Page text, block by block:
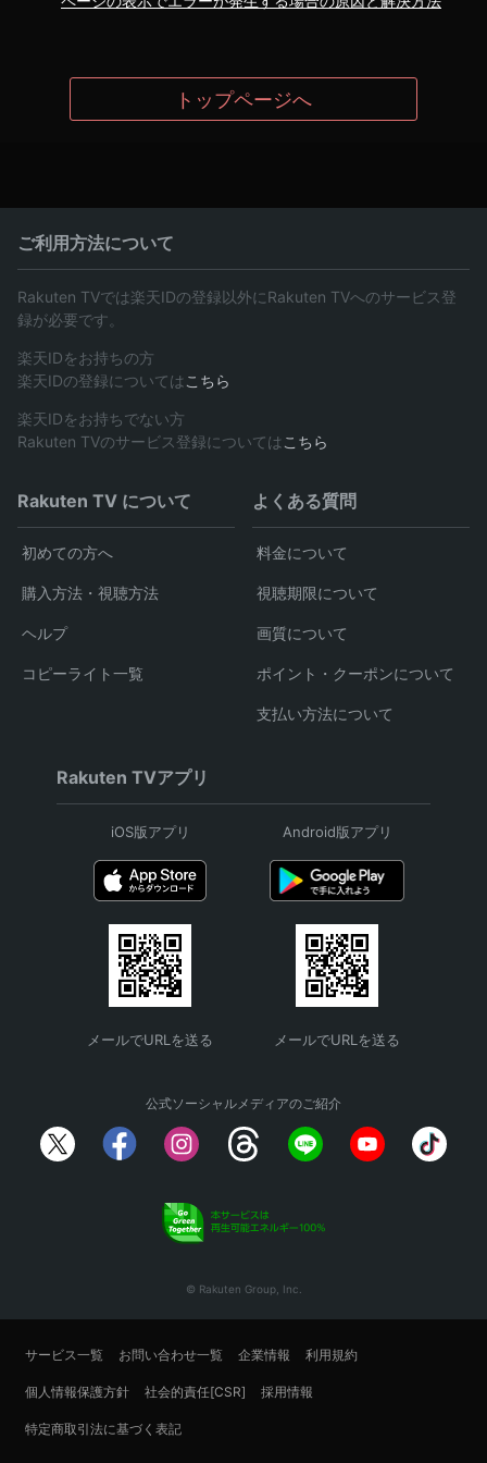
トップページへ
ご利用方法について
Rakuten TVでは楽天IDの登録以外にRakuten TVへのサービス登
録が必要です。
楽天IDをお持ちの方
楽天IDの登録については こちら
楽天IDをお持ちでない方
Rakuten TVのサービス登録については こちら
Rakuten TV について
初めての方へ
購入方法・視聴方法
ヘルプ
コピーライト一覧
よくある質問
料金について
視聴期限について
画質について
ポイント・クーポンについて
支払い方法について
Rakuten TVアプリ
iOS版アプリ
メールでURLを送る
Android版アプリ
メールでURLを送る
公式ソーシャルメディアのご紹介
© Rakuten Group, Inc.
サービス一覧 お問い合わせ一覧 企業情報 利用規約
個人情報保護方針 社会的責任[CSR] 採用情報
特定商取引法に基づく表記